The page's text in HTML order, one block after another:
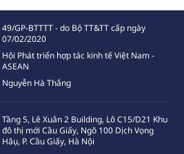
49/GP-BTTTT - do Bộ TT&TT cấp ngày
07/02/2020
Hội Phát triển hợp tác kinh tế Việt Nam -
ASEAN
Nguyễn Hà Thắng
Tầng 5, Lê Xuân 2 Building, Lô C15/D21 Khu
đô thị mới Cầu Giấy, Ngõ 100 Dịch Vọng
Hâụ, P. Cầu Giấy, Hà Nội